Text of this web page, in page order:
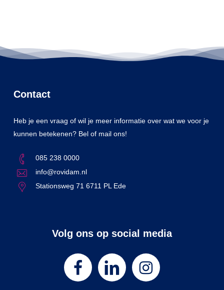
Contact
Heb je een vraag of wil je meer informatie over wat we voor je
kunnen betekenen? Bel of mail ons!
085 238 0000
info@rovidam.nl
Stationsweg 71 6711 PL Ede
Volg ons op social media